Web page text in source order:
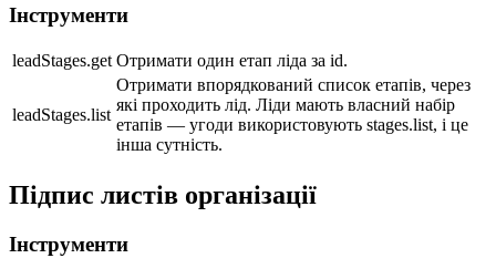
Інструменти
leadStages.get Отримати один етап ліда за id.
leadStages.list
Отримати впорядкований список етапів, через
які проходить лід. Ліди мають власний набір
етапів — угоди використовують stages.list, і це
інша сутність.
Підпис листів організації
Інструменти